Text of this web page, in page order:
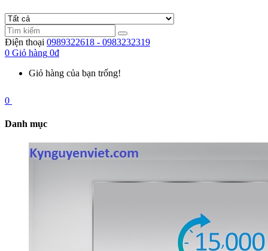
Điện thoại 0989322618 - 0983232319
0 Giỏ hàng 0đ
Giỏ hàng của bạn trống!
0
Danh mục